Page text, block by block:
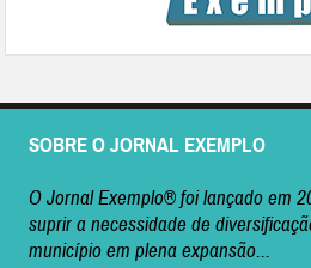
SOBRE O JORNAL EXEMPLO
O Jornal Exemplo® foi lançado em
suprir a necessidade de
município em plena expansão...